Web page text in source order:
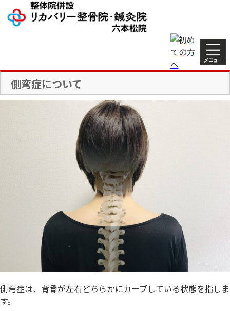
対応症例
店舗情報
側弯症について
側弯症は、背骨が左右どちらかにカーブしている状態を指しま
す。
初回専用
再診専用
ダイヤル
閉じる